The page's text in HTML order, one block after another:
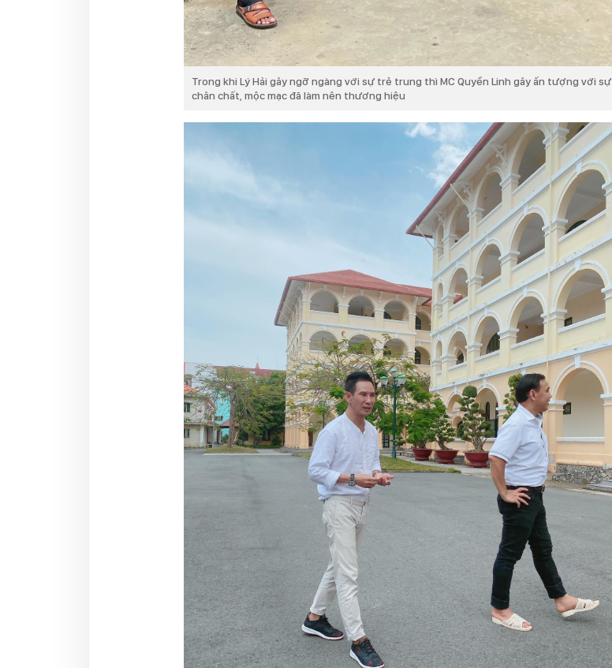
Trong khi Lý Hải gây ngỡ ngàng với sự trẻ trung thì MC Quyền Linh gây ấn tượng với sự
chân chất, mộc mạc đã làm nên thương hiệu